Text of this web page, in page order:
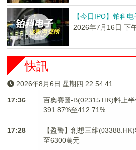
【今日IPO】铂科
2026年7月16日 下
快訊
2026年8月6日 星期四 22:54:41
17:36
百奧賽圖-B(02315.HK)料上
391.87%至412.71%
17:28
【盈警】創想三維
至6300萬元